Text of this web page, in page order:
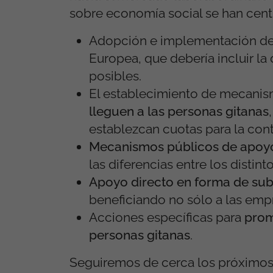
sobre economía social se han
Adopción e implementación
Europea, que debería incluir
posibles.
El establecimiento de
lleguen a las personas gitanas
establezcan cuotas para la
Mecanismos públicos de
las diferencias entre los
Apoyo directo en forma de
beneficiando no sólo a las
Acciones específicas para
personas gitanas.
Seguiremos de cerca los